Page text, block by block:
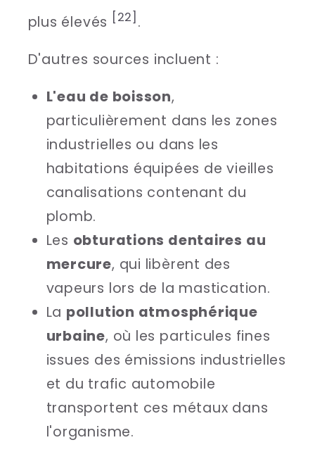
plus élevés [22] .
D'autres sources incluent :
L'eau de boisson,
particulièrement dans les zones
industrielles ou dans les
habitations équipées de vieilles
canalisations contenant du
plomb.
Les obturations dentaires au
mercure, qui libèrent des
vapeurs lors de la mastication.
La pollution atmosphérique
urbaine, où les particules fines
issues des émissions industrielles
et du trafic automobile
transportent ces métaux dans
l'organisme.